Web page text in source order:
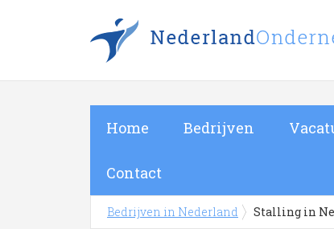
Home Bedrijven
Contact
Bedrijven in Nederland Stalling in